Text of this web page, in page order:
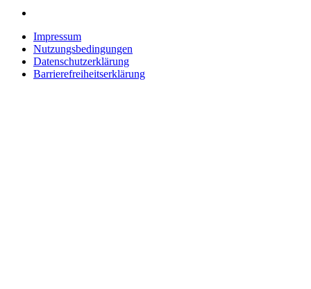
Impressum
Nutzungsbedingungen
Datenschutzerklärung
Barrierefreiheitserklärung